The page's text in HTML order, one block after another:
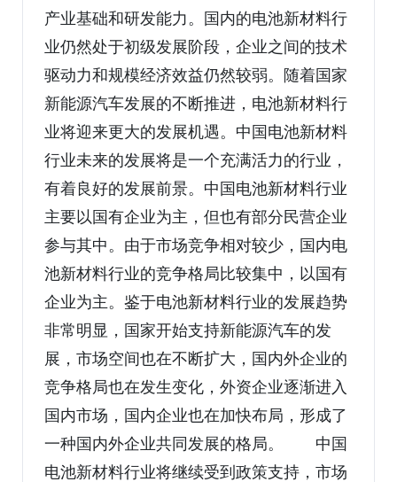
产业基础和研发能力。国内的电池新材料行
业仍然处于初级发展阶段，企业之间的技术
驱动力和规模经济效益仍然较弱。随着国家
新能源汽车发展的不断推进，电池新材料行
业将迎来更大的发展机遇。中国电池新材料
行业未来的发展将是一个充满活力的行业，
有着良好的发展前景。中国电池新材料行业
主要以国有企业为主，但也有部分民营企业
参与其中。由于市场竞争相对较少，国内电
池新材料行业的竞争格局比较集中，以国有
企业为主。鉴于电池新材料行业的发展趋势
非常明显，国家开始支持新能源汽车的发
展，市场空间也在不断扩大，国内外企业的
竞争格局也在发生变化，外资企业逐渐进入
国内市场，国内企业也在加快布局，形成了
一种国内外企业共同发展的格局。 中国
电池新材料行业将继续受到政策支持，市场